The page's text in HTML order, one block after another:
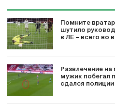
Помните
шутило
в ЛЕ – всего во
Развлечение
мужик побегал
сдался полиции